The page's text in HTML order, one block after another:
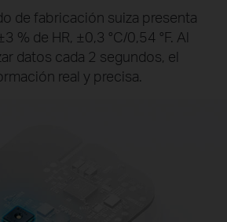
de fabricación suiza presenta
% de HR, ±0,3 °C/0,54 °F. Al
datos cada 2 segundos, el
real y precisa.